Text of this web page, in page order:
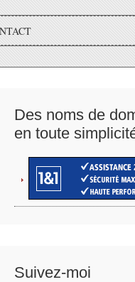
Des noms de
en toute
Suivez-moi